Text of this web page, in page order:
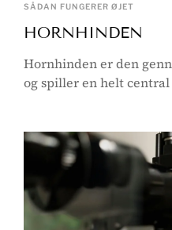
SÅDAN FUNGERER ØJET
HORNHINDEN
Hornhinden er den
og spiller en helt